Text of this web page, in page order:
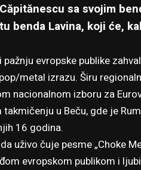
sa svojim
benda Lavina, koji će,
evropske publike
metal izrazu. Širu
nacionalnom izboru za
u Beču, gde je
16 godina.
uživo čuje pesme „Choke
evropskom publikom i